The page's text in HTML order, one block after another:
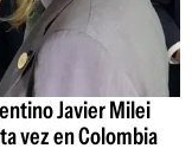
Javier Milei
vez en Colombia